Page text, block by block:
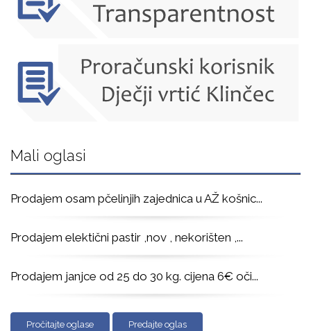
Mali oglasi
Prodajem osam pčelinjih zajednica u AŽ košnic...
Prodajem elektični pastir ,nov , nekorišten ,...
Prodajem janjce od 25 do 30 kg. cijena 6€ oči...
Pročitajte oglase Predajte oglas